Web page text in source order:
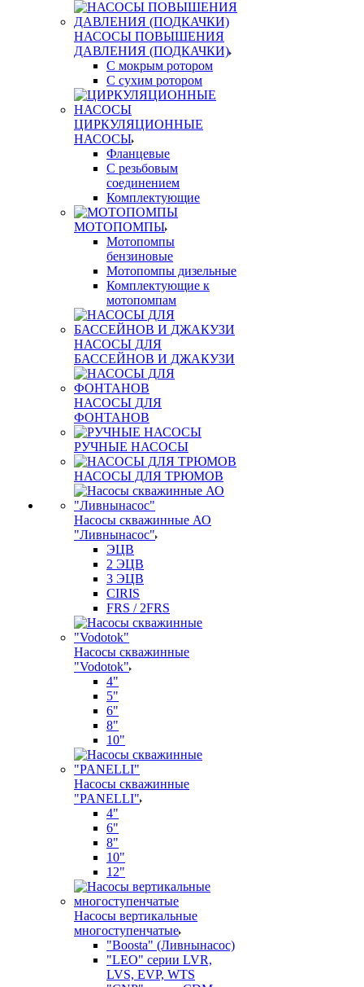
НАСОСЫ ПОВЫШЕНИЯ
ДАВЛЕНИЯ (ПОДКАЧКИ)
С мокрым ротором
С сухим ротором
ЦИРКУЛЯЦИОННЫЕ
НАСОСЫ
Фланцевые
С резьбовым
соединением
Комплектующие
МОТОПОМПЫ
Мотопомпы
бензиновые
Мотопомпы дизельные
Комплектующие к
мотопомпам
НАСОСЫ ДЛЯ
БАССЕЙНОВ И ДЖАКУЗИ
НАСОСЫ ДЛЯ
ФОНТАНОВ
РУЧНЫЕ НАСОСЫ
НАСОСЫ ДЛЯ ТРЮМОВ
Насосы скважинные АО
"Ливнынасос"
ЭЦВ
2 ЭЦВ
3 ЭЦВ
CIRIS
FRS / 2FRS
Насосы скважинные
"Vodotok"
4"
5"
6"
8"
10"
Насосы скважинные
"PANELLI"
4"
6"
8"
10"
12"
Насосы вертикальные
многоступенчатые
"Boosta" (Ливнынасос)
"LEO" серии LVR,
LVS, EVP, WTS